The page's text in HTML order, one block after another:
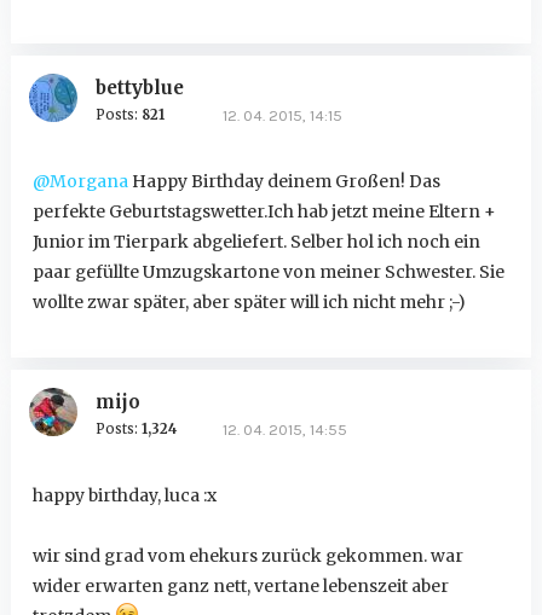
bettyblue
Posts: 821 12. 04. 2015, 14:15
@MorganaHappy Birthday deinem Großen! Das
perfekte Geburtstagswetter.Ich hab jetzt meine Eltern +
Junior im Tierpark abgeliefert. Selber hol ich noch ein
paar gefüllte Umzugskartone von meiner Schwester. Sie
wollte zwar später, aber später will ich nicht mehr ;-)
mijo
Posts: 1,324 12. 04. 2015, 14:55
happy birthday, luca :x
wir sind grad vom ehekurs zurück gekommen. war
wider erwarten ganz nett, vertane lebenszeit aber